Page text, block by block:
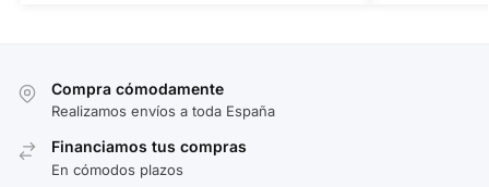
Compra cómodamente
Realizamos envíos a toda España
Financiamos tus compras
En cómodos plazos